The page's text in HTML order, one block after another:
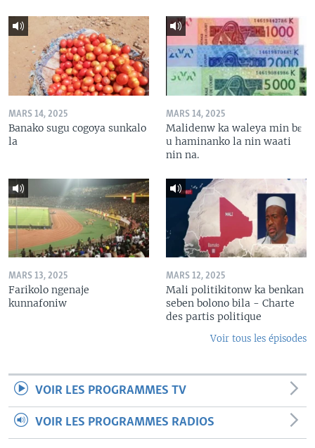
MARS 14, 2025
Banako sugu cogoya sunkalo
la
MARS 14, 2025
Malidenw ka waleya min bɛ
u haminanko la nin waati
nin na.
MARS 13, 2025
Farikolo ngenaje
kunnafoniw
MARS 12, 2025
Mali politikitonw ka benkan
seben bolono bila - Charte
des partis politique
Voir tous les épisodes
VOIR LES PROGRAMMES TV
VOIR LES PROGRAMMES RADIOS